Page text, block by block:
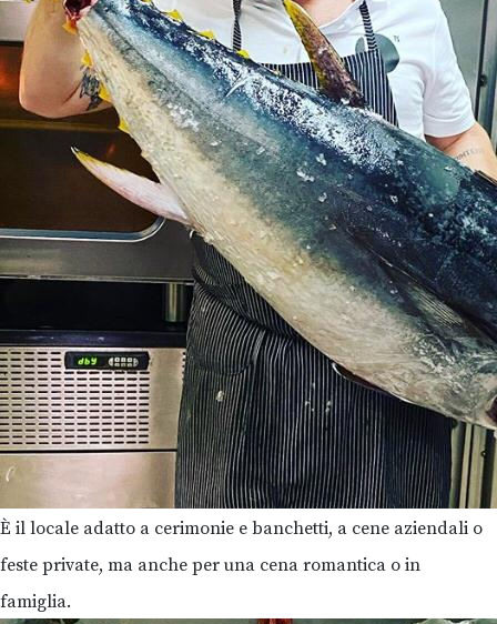
È il locale adatto a cerimonie e banchetti, a cene aziendali o
feste private, ma anche per una cena romantica o in
famiglia.